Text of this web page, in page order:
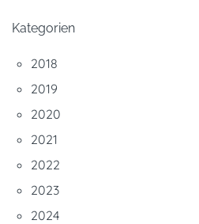
Kategorien
2018
2019
2020
2021
2022
2023
2024